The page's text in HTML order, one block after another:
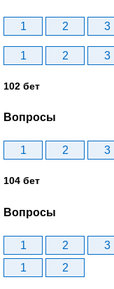
1 2 3
1 2 3
102 бет
Вопросы
1 2 3
104 бет
Вопросы
1 2 3
1
2